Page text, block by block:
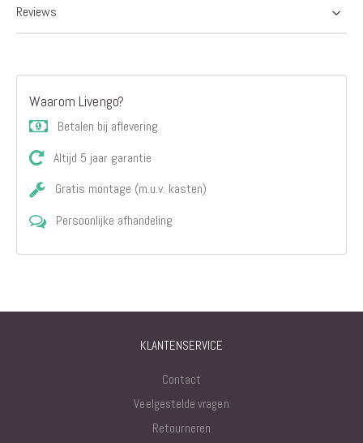
Reviews
Waarom Livengo?
Betalen bij aflevering
Altijd 5 jaar garantie
Gratis montage (m.u.v. kasten)
Persoonlijke afhandeling
KLANTENSERVICE
Contact
Veelgestelde vragen
Retourneren